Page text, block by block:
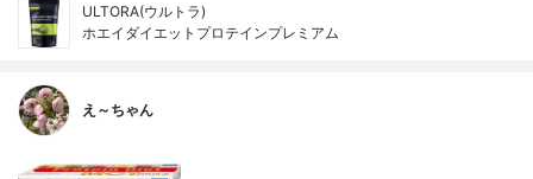
ULTORA(ウルトラ)
ホエイダイエットプロテインプレミアム
え～ちゃん